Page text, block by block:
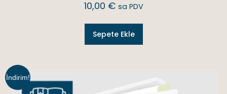
10,00 € sa PDV
Sepete Ekle
İndirim!